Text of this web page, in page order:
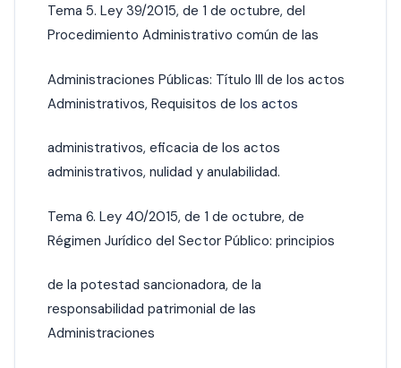
Tema 5. Ley 39/2015, de 1 de octubre, del
Procedimiento Administrativo común de las
Administraciones Públicas: Título III de los actos
Administrativos, Requisitos de los actos
administrativos, eficacia de los actos
administrativos, nulidad y anulabilidad.
Tema 6. Ley 40/2015, de 1 de octubre, de
Régimen Jurídico del Sector Público: principios
de la potestad sancionadora, de la
responsabilidad patrimonial de las
Administraciones